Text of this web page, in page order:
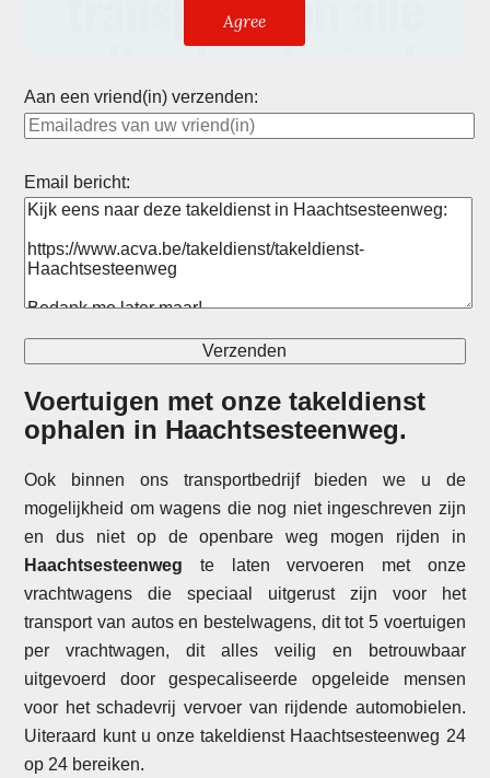
Aan een vriend(in) verzenden:
Email bericht:
Voertuigen met onze takeldienst
ophalen in Haachtsesteenweg.
Ook binnen ons transportbedrijf bieden we u de
mogelijkheid om wagens die nog niet ingeschreven zijn
en dus niet op de openbare weg mogen rijden in
Haachtsesteenweg te laten vervoeren met onze
vrachtwagens die speciaal uitgerust zijn voor het
transport van autos en bestelwagens, dit tot 5 voertuigen
per vrachtwagen, dit alles veilig en betrouwbaar
uitgevoerd door gespecaliseerde opgeleide mensen
voor het schadevrij vervoer van rijdende automobielen.
Uiteraard kunt u onze takeldienst Haachtsesteenweg 24
op 24 bereiken.